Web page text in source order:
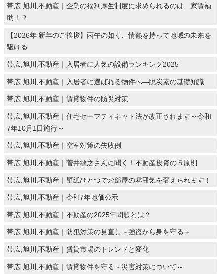
帯広,旭川,不動産｜企業の福利厚生制度に求められるのは、家賃補
助！？
【2026年 新年のご挨拶】丙午の如く、情熱を持って地域の未来を
駆ける
帯広,旭川,不動産｜入居者に人気の設備ランキング2025
帯広,旭川,不動産｜入居者に選ばれる物件へ―脱炭素の基礎知識
帯広,旭川,不動産｜賃貸物件の防災対策
帯広,旭川,不動産｜住宅セーフティネット法が改正されます～令和
7年10月1日施行～
帯広,旭川,不動産｜空室対策の失敗例
帯広,旭川,不動産｜菅井敏之さんに聞く！不動産投資の５原則
帯広,旭川,不動産｜壁紙ひとつでお部屋の雰囲気を変えられます！
帯広,旭川,不動産｜令和7年地価公示
帯広,旭川,不動産｜不動産の2025年問題とは？
帯広,旭川,不動産｜防犯対策の見直し～強盗から身を守る～
帯広,旭川,不動産｜賃貸市場のトレンドと変化
帯広,旭川,不動産｜賃貸物件を守る～災害対策について～